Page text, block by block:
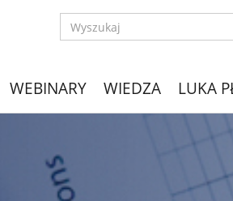
WEBINARY WIEDZA LUKA